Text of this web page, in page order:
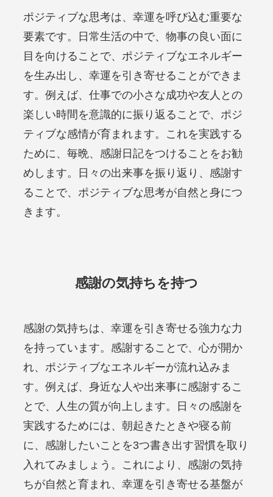
ポジティブな思考は、幸運を呼び込む重要な
要素です。日常生活の中で、物事の良い面に
目を向けることで、ポジティブなエネルギー
を生み出し、幸運を引き寄せることができま
す。例えば、仕事での小さな成功や友人との
楽しい時間を意識的に振り返ることで、ポジ
ティブな感情が育まれます。これを実践する
ために、毎晩、感謝日記をつけることをお勧
めします。日々の出来事を振り返り、感謝す
ることで、ポジティブな思考が自然と身につ
きます。
感謝の気持ちを持つ
感謝の気持ちは、幸運を引き寄せる強力な力
を持っています。感謝することで、心が開か
れ、ポジティブなエネルギーが流れ込みま
す。例えば、身近な人や出来事に感謝するこ
とで、人生の質が向上します。日々の感謝を
実践するためには、朝起きたときや寝る前
に、感謝したいことを3つ書き出す習慣を取り
入れてみましょう。これにより、感謝の気持
ちが自然と育まれ、幸運を引き寄せる基盤が